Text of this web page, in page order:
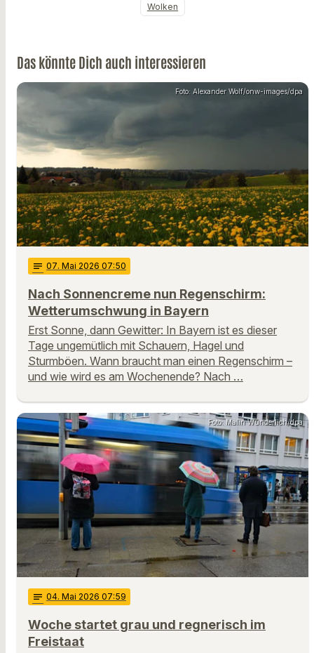
Wolken
Das könnte Dich auch interessieren
Foto: Alexander Wolf/onw-images/dpa
notes 07. Mai 2026 07:50
Nach Sonnencreme nun Regenschirm:
Wetterumschwung in Bayern
Erst Sonne, dann Gewitter: In Bayern ist es dieser
Tage ungemütlich mit Schauern, Hagel und
Sturmböen. Wann braucht man einen Regenschirm –
und wie wird es am Wochenende? Nach …
Foto: Malin Wunderlich/dpa
notes 04. Mai 2026 07:59
Woche startet grau und regnerisch im
Freistaat